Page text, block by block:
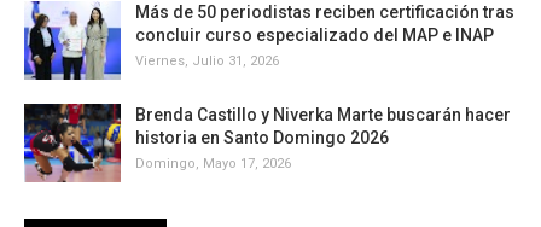
Más de 50 periodistas reciben certificación tras
concluir curso especializado del MAP e INAP
Viernes, Julio 31, 2026
Brenda Castillo y Niverka Marte buscarán hacer
historia en Santo Domingo 2026
Domingo, Mayo 17, 2026